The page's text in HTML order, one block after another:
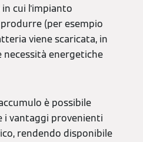
cui l'impianto
(per esempio
viene scaricata, in
energetiche
è possibile
vantaggi provenienti
rendendo disponibile